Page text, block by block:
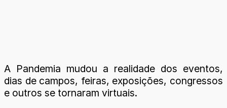
A Pandemia mudou a realidade dos eventos,
dias de campos, feiras, exposições, congressos
e outros se tornaram virtuais.